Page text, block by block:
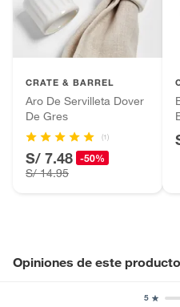
CRATE & BARREL
Aro De Servilleta Dover
De Gres
(1)
S/ 7.48 -50%
S/ 14.95
Opiniones de este producto
5